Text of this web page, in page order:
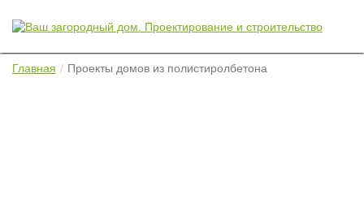
Главная Проекты домов из полистиролбетона